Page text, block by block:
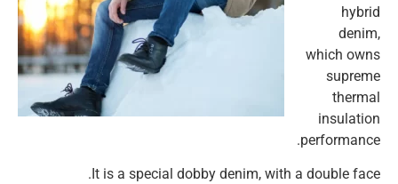
hybrid
denim,
which owns
supreme
thermal
insulation
performance.
It is a special dobby denim, with a double face.